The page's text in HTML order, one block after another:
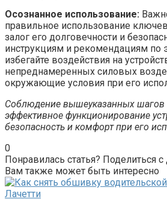
Осознанное использование:
правильное использование
залог его долговечности и
инструкциям и рекомендациям по
избегайте воздействия на
непреднамеренных силовых
окружающие условия при его
Соблюдение вышеуказанных шагов
эффективное функционирование
безопасность и комфорт при его
0
Понравилась статья? Поделиться с
Вам также может быть интересно